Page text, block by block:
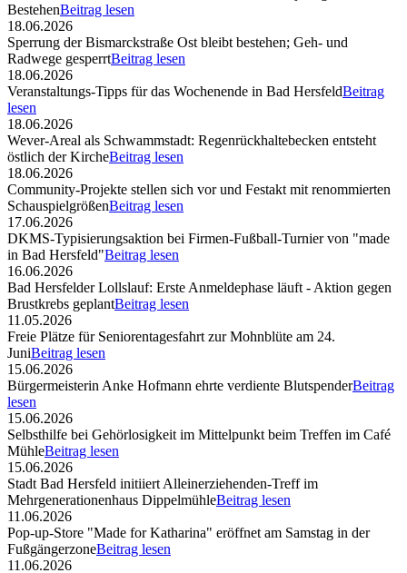
BestehenBeitrag lesen
18.06.2026
Sperrung der Bismarckstraße Ost bleibt bestehen; Geh- und
Radwege gesperrtBeitrag lesen
18.06.2026
Veranstaltungs-Tipps für das Wochenende in Bad HersfeldBeitrag
lesen
18.06.2026
Wever-Areal als Schwammstadt: Regenrückhaltebecken entsteht
östlich der KircheBeitrag lesen
18.06.2026
Community-Projekte stellen sich vor und Festakt mit renommierten
SchauspielgrößenBeitrag lesen
17.06.2026
DKMS-Typisierungsaktion bei Firmen-Fußball-Turnier von "made
in Bad Hersfeld"Beitrag lesen
16.06.2026
Bad Hersfelder Lollslauf: Erste Anmeldephase läuft - Aktion gegen
Brustkrebs geplantBeitrag lesen
11.05.2026
Freie Plätze für Seniorentagesfahrt zur Mohnblüte am 24.
JuniBeitrag lesen
15.06.2026
Bürgermeisterin Anke Hofmann ehrte verdiente BlutspenderBeitrag
lesen
15.06.2026
Selbsthilfe bei Gehörlosigkeit im Mittelpunkt beim Treffen im Café
MühleBeitrag lesen
15.06.2026
Stadt Bad Hersfeld initiiert Alleinerziehenden-Treff im
Mehrgenerationenhaus DippelmühleBeitrag lesen
11.06.2026
Pop-up-Store "Made for Katharina" eröffnet am Samstag in der
FußgängerzoneBeitrag lesen
11.06.2026